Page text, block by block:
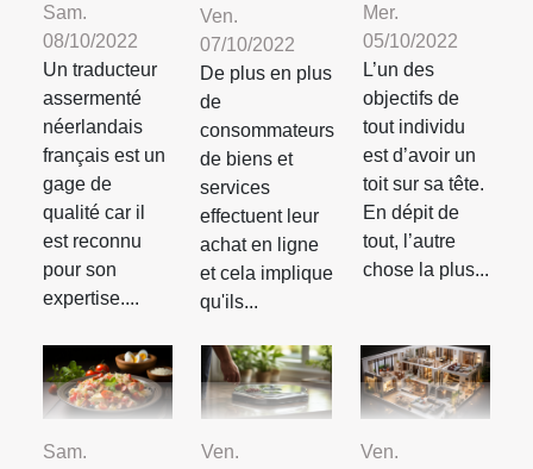
Sam.
08/10/2022
Un traducteur
assermenté
néerlandais
français est un
gage de
qualité car il
est reconnu
pour son
expertise....
Ven.
07/10/2022
De plus en plus
de
consommateurs
de biens et
services
effectuent leur
achat en ligne
et cela implique
qu'ils...
Mer.
05/10/2022
L’un des
objectifs de
tout individu
est d’avoir un
toit sur sa tête.
En dépit de
tout, l’autre
chose la plus...
Sam.
Ven.
Ven.